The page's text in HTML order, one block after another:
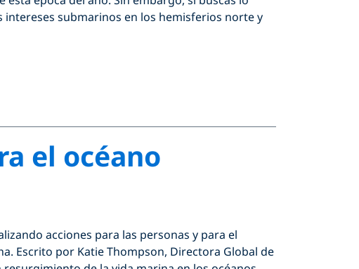
submarinos en los hemisferios norte y
el océano
acciones para las personas y para el
Escrito por Katie Thompson, Directora Global de